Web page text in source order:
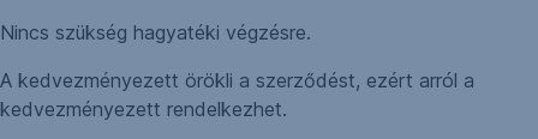
Nincs szükség hagyatéki végzésre.
A kedvezményezett örökli a szerződést, ezért arról a
kedvezményezett rendelkezhet.